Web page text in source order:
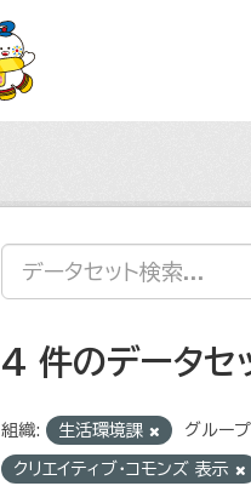
4 件のデータセ
組織: 生活環境課 グルー
クリエイティブ・コモンズ 表示